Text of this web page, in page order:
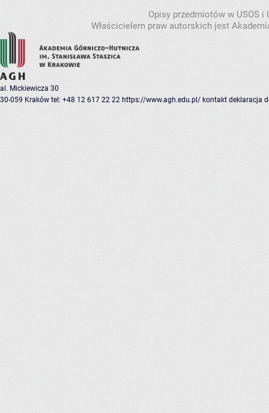
Opisy przedmiotów w USOS
Właścicielem praw autorskich jest
al. Mickiewicza 30
30-059 Kraków tel: +48 12 617 22 22 https://www.agh.edu.pl/ kontakt deklaracja